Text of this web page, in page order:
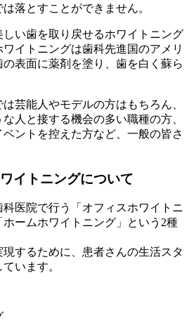
落とすことができません。
い歯を取り戻せるホワイトニング
イトニングは歯科先進国のアメリ
表面に薬剤を塗り、歯を白く蘇ら
芸能人やモデルの方はもちろん、
人と接する機会の多い職種の方、
ントを控えた方など、一般の皆さ
イトニングについて
医院で行う「オフィスホワイトニ
ームホワイトニング」という2種
するために、患者さんの生活スタ
います。